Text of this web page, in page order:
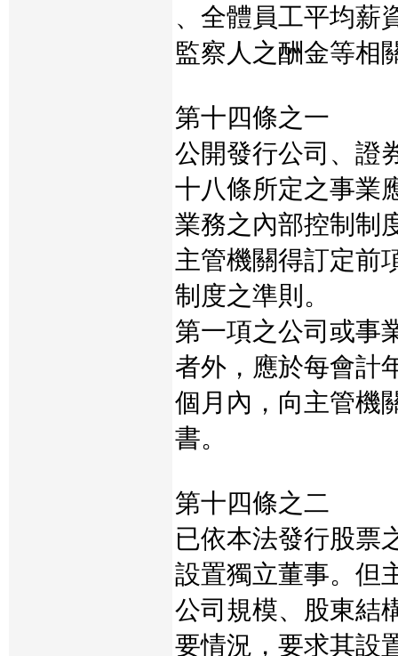
、全體員工平均薪
監察人之酬金等相
第十四條之一
公開發行公司、證
十八條所定之事業
業務之內部控制制
主管機關得訂定前
制度之準則。
第一項之公司或事
者外，應於每會計
個月內，向主管機
書。
第十四條之二
已依本法發行股票
設置獨立董事。但
公司規模、股東結
要情況，要求其設